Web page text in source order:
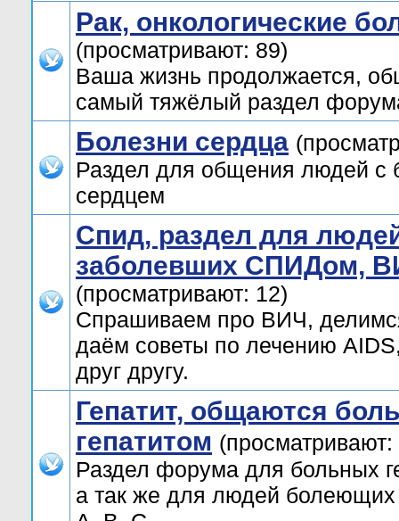
Рак, онкологические
(просматривают: 89)
Ваша жизнь продолжается,
самый тяжёлый раздел
Болезни сердца
Раздел для общения людей с
сердцем
Спид, раздел для
заболевших СПИДом,
(просматривают: 12)
Спрашиваем про ВИЧ,
даём советы по лечению
друг другу.
Гепатит, общаются
гепатитом (просматривают:
Раздел форума для больных
а так же для людей болеющих